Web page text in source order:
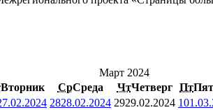
Март 2024
Вторник СрСреда ЧтЧетверг Пт
2828.02.2024 2929.02.2024 1